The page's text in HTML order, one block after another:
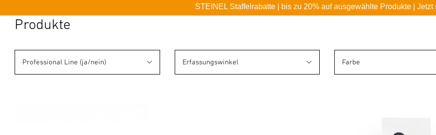
Suche
STEINEL Staffelrabatte | bis zu 20% auf ausgewählte Produkte | Jetzt
Produkte
Professional Line (ja/nein) Erfassungswinkel Farbe